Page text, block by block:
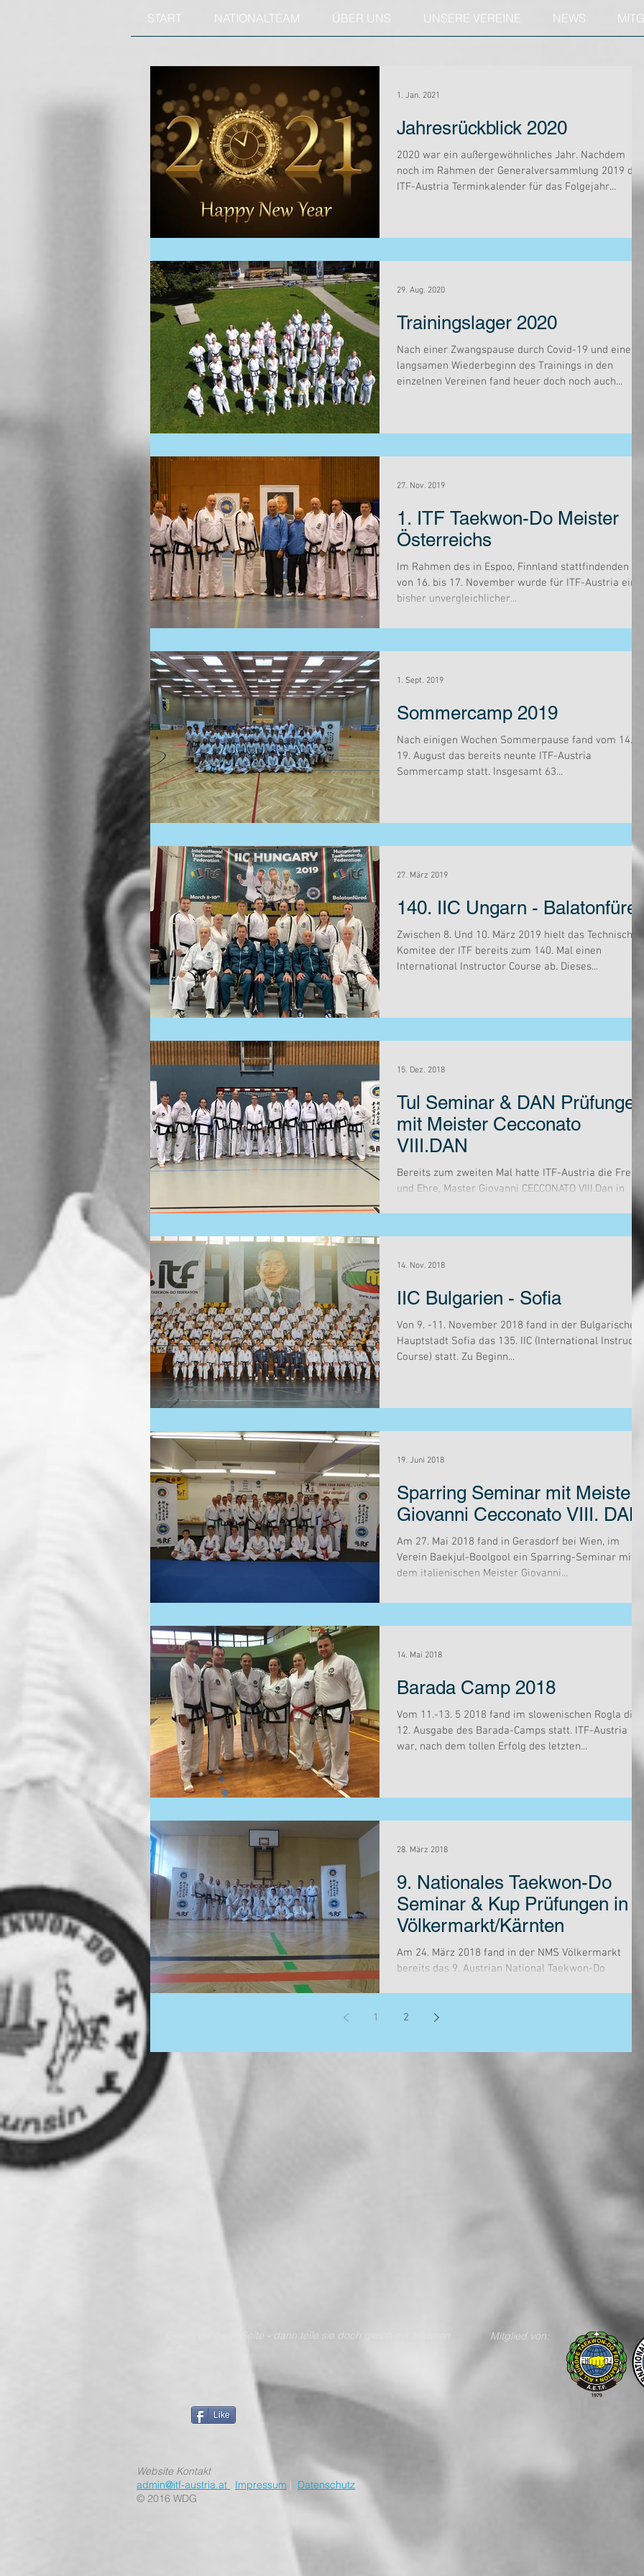
START NATIONALTEAM ÜBER UNS UNSERE VEREINE NEWS
Jahresrückblick 2020
2020 war ein außergewöhnliches Jahr. Nachdem
noch im Rahmen der Generalversammlung 2019 der
ITF-Austria Terminkalender für das Folgejahr...
1. Jan. 2021
Trainingslager 2020
Nach einer Zwangspause durch Covid-19 und einem
langsamen Wiederbeginn des Trainings in den
einzelnen Vereinen fand heuer doch noch auch...
29. Aug. 2020
1. ITF Taekwon-Do Meister
Österreichs
Im Rahmen des in Espoo, Finnland stattfindenden
von 16. bis 17. November wurde für ITF-Austria ein
bisher unvergleichlicher...
27. Nov. 2019
Sommercamp 2019
Nach einigen Wochen Sommerpause fand vom 14.
19. August das bereits neunte ITF-Austria
Sommercamp statt. Insgesamt 63...
1. Sept. 2019
140. IIC Ungarn -
Zwischen 8. Und 10. März 2019 hielt das Technische
Komitee der ITF bereits zum 140. Mal einen
International Instructor Course ab. Dieses...
27. März 2019
Tul Seminar & DAN Prüfungen
mit Meister Cecconato
VIII.DAN
Bereits zum zweiten Mal hatte ITF-Austria die
und Ehre, Master Giovanni CECCONATO VIII.Dan in
15. Dez. 2018
IIC Bulgarien - Sofia
Von 9. -11. November 2018 fand in der Bulgarischen
Hauptstadt Sofia das 135. IIC (International
Course) statt. Zu Beginn...
14. Nov. 2018
Sparring Seminar mit Meister
Giovanni Cecconato VIII. DAN
Am 27. Mai 2018 fand in Gerasdorf bei Wien, im
Verein Baekjul-Boolgool ein Sparring-Seminar mit
dem italienischen Meister Giovanni...
19. Juni 2018
Barada Camp 2018
Vom 11.-13. 5 2018 fand im slowenischen Rogla die
12. Ausgabe des Barada-Camps statt. ITF-Austria
war, nach dem tollen Erfolg des letzten...
14. Mai 2018
9. Nationales Taekwon-Do
Seminar & Kup Prüfungen in
Völkermarkt/Kärnten
Am 24. März 2018 fand in der NMS Völkermarkt
bereits das 9. Austrian National Taekwon-Do
28. März 2018
1 2
Gefällt dir diese Seite - dann teile sie doch gleich mit anderenMitglied von:
Like
Website Kontakt
admin@itf-austria.at
Impressum | Datenschutz
© 2016 WDG